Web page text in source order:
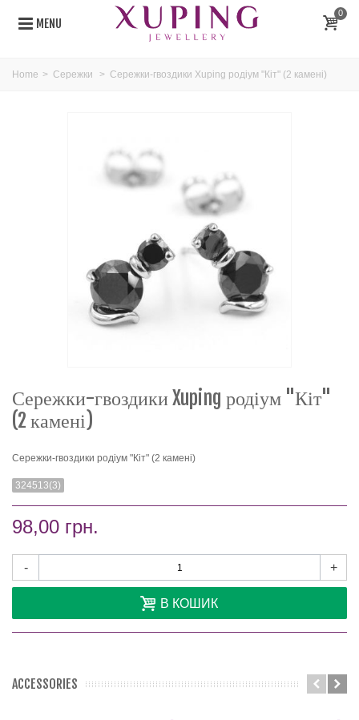
MENU
0
Home > Сережки > Сережки-гвоздики Xuping родіум "Кіт" (2 камені)
Сережки-гвоздики Xuping родіум "Кіт"
(2 камені)
Сережки-гвоздики родіум "Кіт" (2 камені)
324513(3)
98,00 грн.
- +
В КОШИК
ACCESSORIES